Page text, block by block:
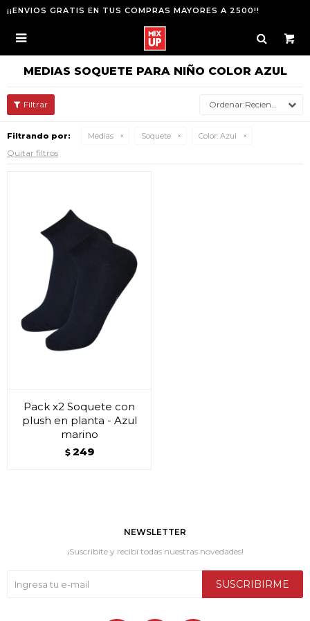
¡¡ENVIOS GRATIS EN TUS COMPRAS MAYORES A 2500!!

MEDIAS SOQUETE PARA NIÑO COLOR AZUL
Recientes
Filtrando por: Medias Soquete Color: Azul
Quitar filtros
Pack x2 Soquete con
plush en planta - Azul
marino
$ 249
NEWSLETTER
¡Suscribite y recibí todas nuestras novedades!
SUSCRIBIRME